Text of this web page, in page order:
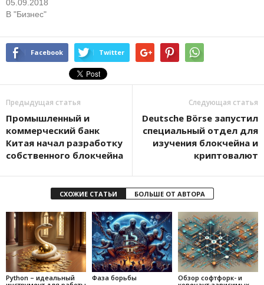
05.09.2018
В "Бизнес"
Facebook Twitter
Предыдущая статья
Промышленный и
коммерческий банк
Китая начал разработку
собственного блокчейна
Следующая статья
Deutsche Börse запустил
специальный отдел для
изучения блокчейна и
криптовалют
СХОЖИЕ СТАТЬИ БОЛЬШЕ ОТ АВТОРА
Python – идеальный
Фаза борьбы
Обзор софтфорк- и